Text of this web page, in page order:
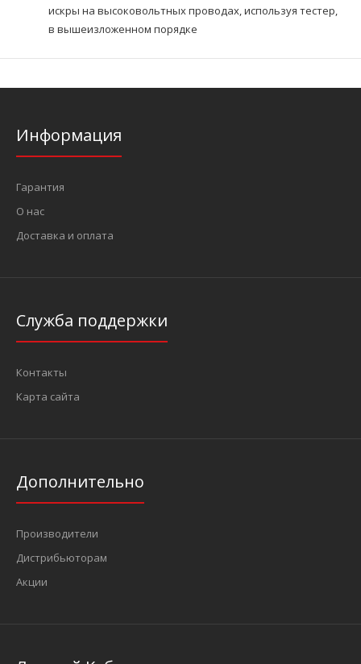
искры на высоковольтных проводах, используя тестер,
в вышеизложенном порядке
Информация
Гарантия
О нас
Доставка и оплата
Служба поддержки
Контакты
Карта сайта
Дополнительно
Производители
Дистрибьюторам
Акции